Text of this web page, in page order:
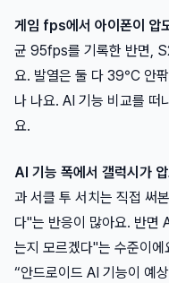
게임 fps에서 아이폰이 압
균 95fps를 기록한 반면,
요. 발열은 둘 다 39°C 안
나 나요. AI 기능 비교를 떠
요.
AI 기능 폭에서 갤럭시가
과 서클 투 서치는 직접 써
다"는 반응이 많아요. 반
는지 모르겠다"는 수준이에
“안드로이드 AI 기능이 예